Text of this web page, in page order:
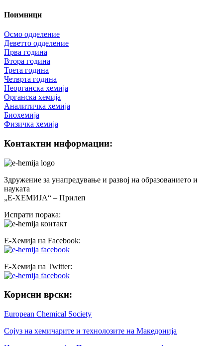
Поимници
Осмо одделение
Деветто одделение
Прва година
Втора година
Трета година
Четврта година
Неорганска хемија
Органска хемија
Аналитичка хемија
Биохемија
Физичка хемија
Контактни информации:
Здружение за унапредување и развој на образованието и
науката
„Е-ХЕМИЈА“ – Прилеп
Испрати порака:
Е-Хемија на Facebook:
Е-Хемија на Twitter:
Корисни врски:
European Chemical Society
Сојуз на хемичарите и технолозите на Македонија